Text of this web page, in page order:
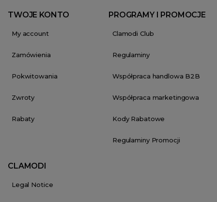
TWOJE KONTO
My account
Zamówienia
Pokwitowania
Zwroty
Rabaty
PROGRAMY I PROMOCJE
Clamodi Club
Regulaminy
Współpraca handlowa B2B
Współpraca marketingowa
Kody Rabatowe
Regulaminy Promocji
CLAMODI
Legal Notice